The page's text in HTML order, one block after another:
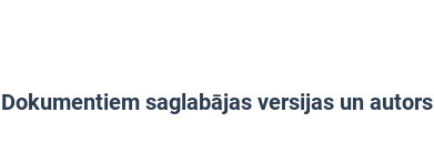
Dokumentiem saglabājas versijas un autors